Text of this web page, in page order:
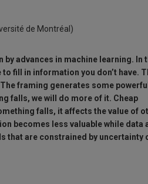
de Montréal)
advances in machine learning. In
fill in information you don’t have.
framing generates some
falls, we will do more of it. Cheap
falls, it affects the value of
becomes less valuable while data
that are constrained by uncertainty
a good sense of judgment have